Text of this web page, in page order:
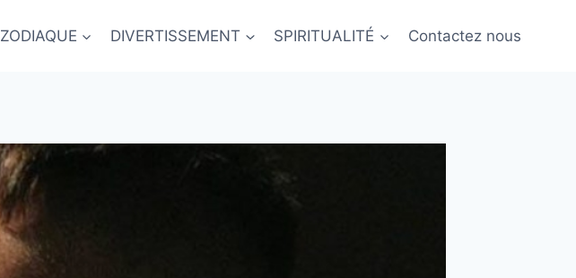
ZODIAQUE DIVERTISSEMENT SPIRITUALITÉ Contactez nous